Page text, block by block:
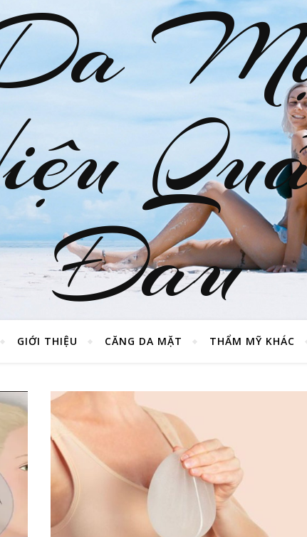
Da
Đau
GIỚI THIỆU CĂNG DA MẶT THẨM MỸ KHÁC